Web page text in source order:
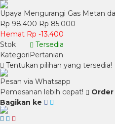
Upaya Mengurangi Gas Metan
Rp 98.400 Rp 85.000
Hemat Rp -13.400
Stok
Tersedia
KategoriPertanian
Tentukan pilihan yang tersedia!
Pesan via Whatsapp
Pemesanan lebih cepat!
Bagikan ke